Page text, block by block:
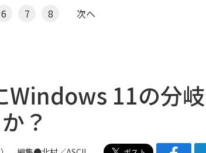
6 7 8 次へ
Windows 11の分
？